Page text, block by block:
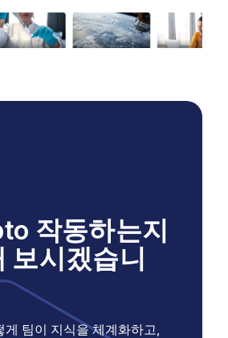
작동하는지
보시겠습니
팀이 지식을 체계화하고,